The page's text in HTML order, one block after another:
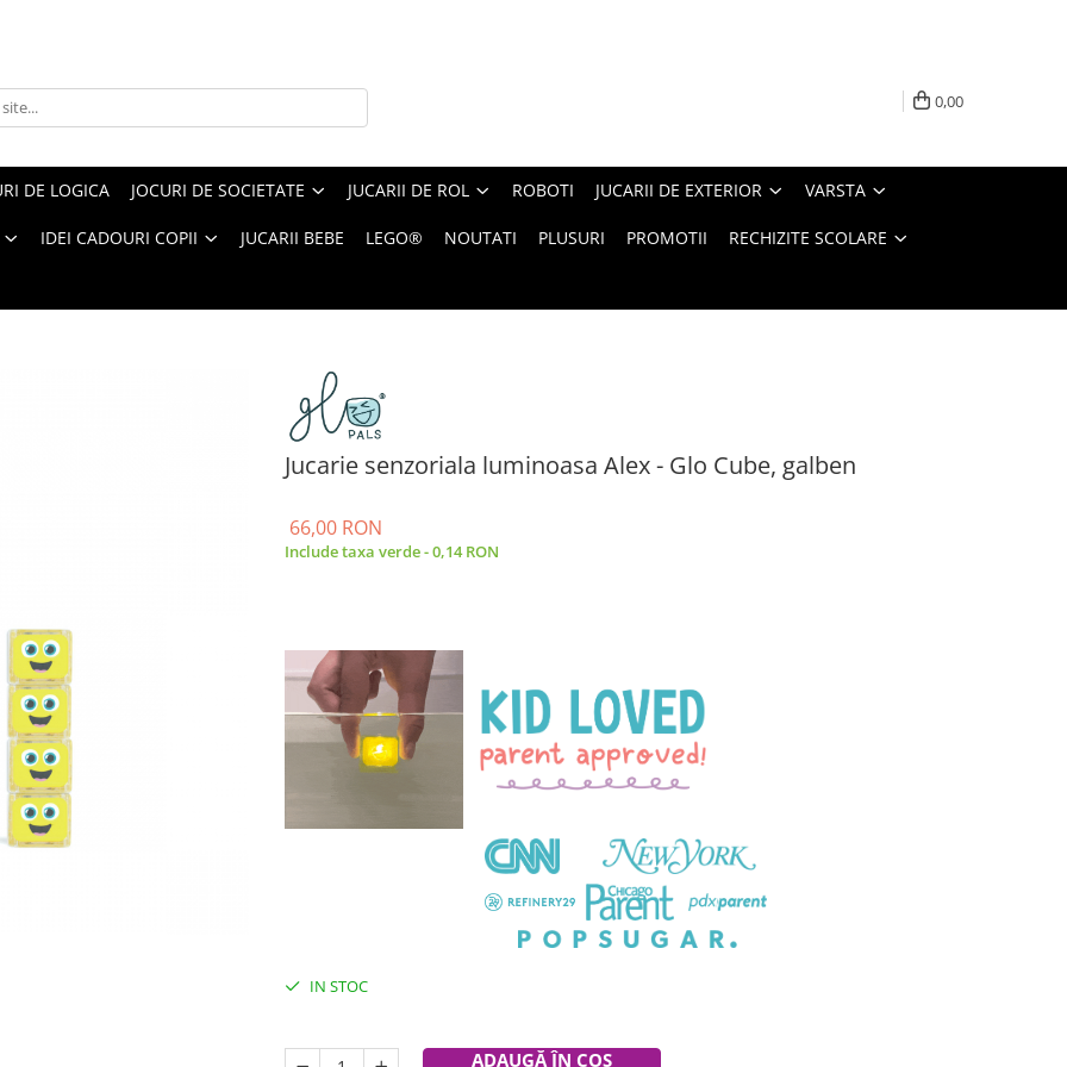
0,00
DE LOGICA JOCURI DE SOCIETATE JUCARII DE ROL ROBOTI JUCARII DE EXTERIOR VARSTA
IDEI CADOURI COPII JUCARII BEBE LEGO® NOUTATI PLUSURI PROMOTII RECHIZITE SCOLARE
Jucarie senzoriala luminoasa Alex - Glo Cube, galben
66,00 RON
Include taxa verde - 0,14 RON
IN STOC
ADAUGĂ ÎN COȘ